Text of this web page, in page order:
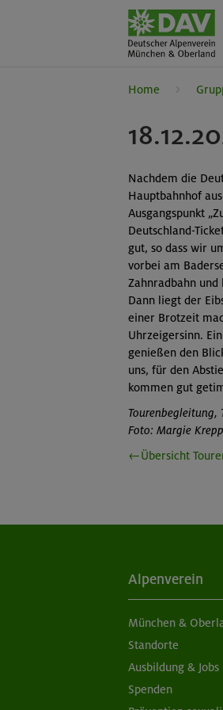
Home
Nachdem die
Hauptbahnhof
Ausgangspunkt
Deutschland-
gut, so dass wir
vorbei am
Zahnradbahn
Dann liegt der
einer Brotzeit
Uhrzeigersinn.
genießen den
uns, für den
kommen gut
Tourenbegleitung,
Foto: Margie
←Übersicht
Alpenverein
München &
Standorte
Ausbildung & Jobs
Spenden